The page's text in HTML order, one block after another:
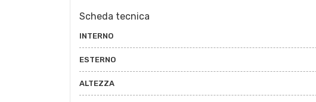
Scheda tecnica
INTERNO
ESTERNO
ALTEZZA